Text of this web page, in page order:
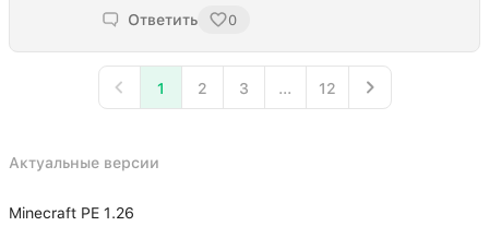
Ответить 0
1 2 3 ... 12
Актуальные версии
Minecraft PE 1.26